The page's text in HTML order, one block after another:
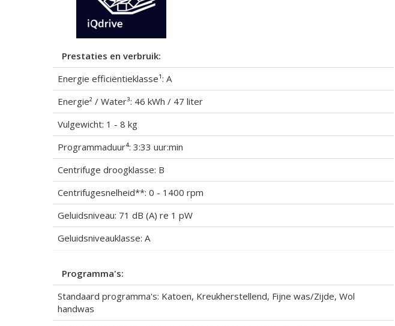
Prestaties en verbruik:
Energie efficiëntieklasse¹: A
Energie² / Water³: 46 kWh / 47 liter
Vulgewicht: 1 - 8 kg
Programmaduur⁴: 3:33 uur:min
Centrifuge droogklasse: B
Centrifugesnelheid**: 0 - 1400 rpm
Geluidsniveau: 71 dB (A) re 1 pW
Geluidsniveauklasse: A
Programma's:
Standaard programma's: Katoen, Kreukherstellend, Fijne was/Zijde, Wol
handwas